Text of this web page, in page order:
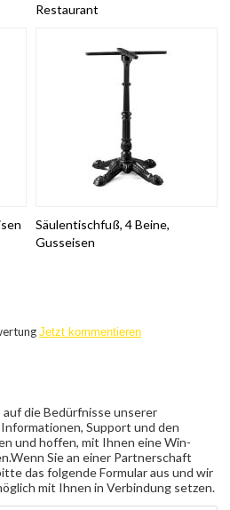
Restaurant
Säulentischfuß, 4 Beine,
Gusseisen
Jetzt kommentieren
die Bedürfnisse unserer
Support und den
und hoffen, mit Ihnen eine Win-
Wenn Sie an einer Partnerschaft
das folgende Formular aus und wir
mit Ihnen in Verbindung setzen.